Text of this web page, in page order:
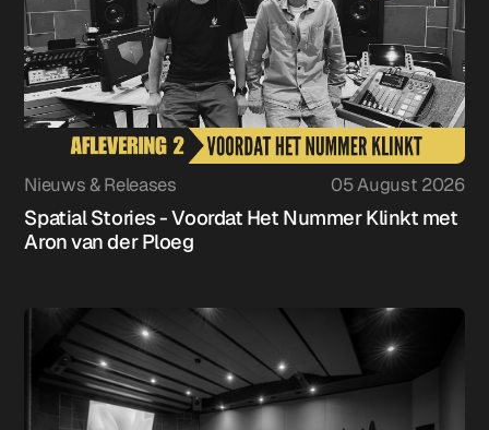
Nieuws & Releases 05 August 2026
Spatial Stories - Voordat Het Nummer Klinkt met
Aron van der Ploeg